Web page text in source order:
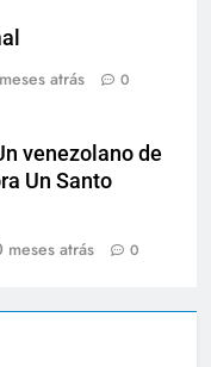
atrás 0
venezolano de
Un Santo
meses atrás 0